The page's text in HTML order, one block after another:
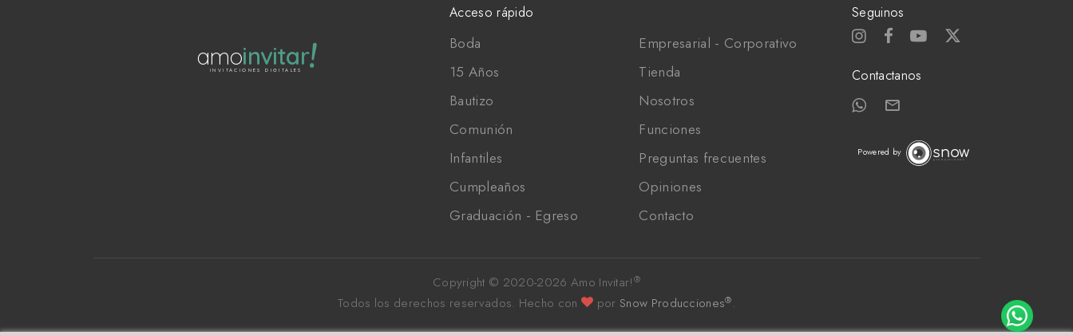
amoinvitar!
INVITACIONES DIGITALES
Acceso rápido
Boda
15 Años
Bautizo
Comunión
Infantiles
Cumpleaños
Graduación - Egreso
Empresarial - Corporativo
Tienda
Nosotros
Funciones
Preguntas frecuentes
Opiniones
Contacto
Seguinos
Contactanos
Powered by
Copyright © 2020-2026 Amo Invitar!®
Todos los derechos reservados. Hecho con por Snow Producciones®.